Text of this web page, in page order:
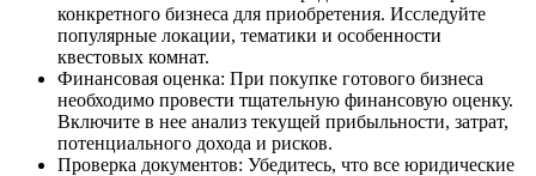
конкретного бизнеса для приобретения. Исследуйте
популярные локации, тематики и особенности
квестовых комнат.
Финансовая оценка: При покупке готового бизнеса
необходимо провести тщательную финансовую оценку.
Включите в нее анализ текущей прибыльности, затрат,
потенциального дохода и рисков.
Проверка документов: Убедитесь, что все юридические